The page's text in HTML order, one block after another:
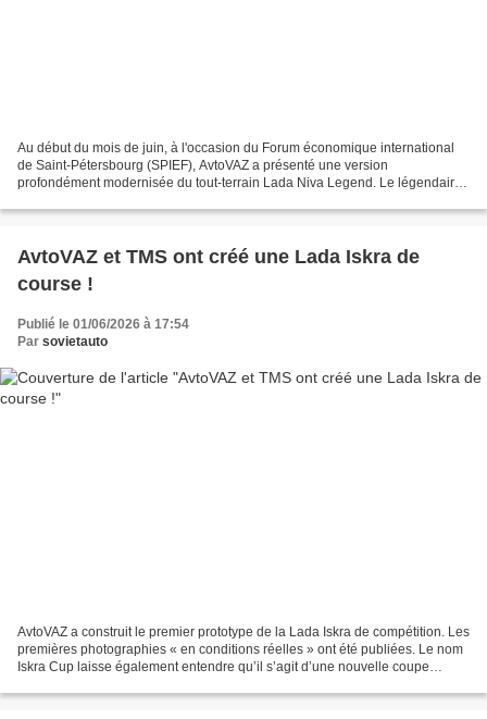
Au début du mois de juin, à l'occasion du Forum économique international
de Saint-Pétersbourg (SPIEF), AvtoVAZ a présenté une version
profondément modernisée du tout-terrain Lada Niva Legend. Le légendaire
AvtoVAZ et TMS ont créé une Lada Iskra de
course !
Publié le 01/06/2026 à 17:54
Par sovietauto
AvtoVAZ a construit le premier prototype de la Lada Iskra de compétition. Les
premières photographies « en conditions réelles » ont été publiées. Le nom
Iskra Cup laisse également entendre qu’il s’agit d’une nouvelle coupe